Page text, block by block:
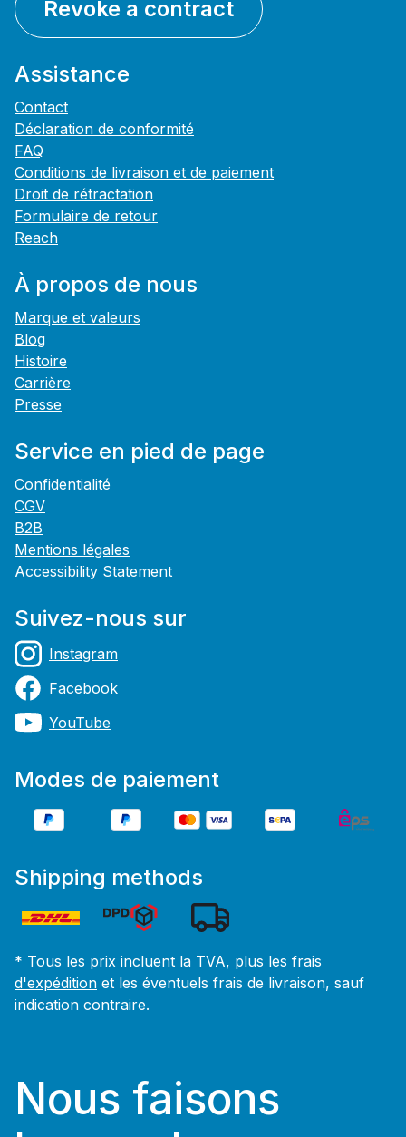
Revoke a contract
Assistance
Contact
Déclaration de conformité
FAQ
Conditions de livraison et de paiement
Droit de rétractation
Formulaire de retour
Reach
À propos de nous
Marque et valeurs
Blog
Histoire
Carrière
Presse
Service en pied de page
Confidentialité
CGV
B2B
Mentions légales
Accessibility Statement
Suivez-nous sur
Instagram
Facebook
YouTube
Modes de paiement
Shipping methods
* Tous les prix incluent la TVA, plus les frais
d'expédition et les éventuels frais de livraison, sauf
indication contraire.
Nous faisons